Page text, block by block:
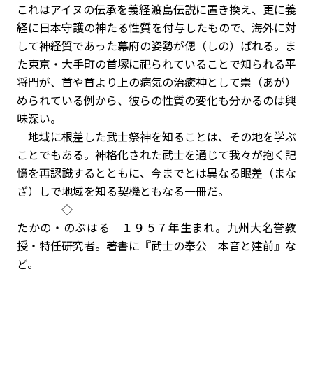
これはアイヌの伝承を義経渡島伝説に置き換え、更に義
経に日本守護の神たる性質を付与したもので、海外に対
して神経質であった幕府の姿勢が偲（しの）ばれる。ま
た東京・大手町の首塚に祀られていることで知られる平
将門が、首や首より上の病気の治癒神として崇（あが）
められている例から、彼らの性質の変化も分かるのは興
味深い。
地域に根差した武士祭神を知ることは、その地を学ぶ
ことでもある。神格化された武士を通じて我々が抱く記
憶を再認識するとともに、今までとは異なる眼差（まな
ざ）しで地域を知る契機ともなる一冊だ。
◇
たかの・のぶはる １９５７年生まれ。九州大名誉教
授・特任研究者。著書に『武士の奉公 本音と建前』な
ど。